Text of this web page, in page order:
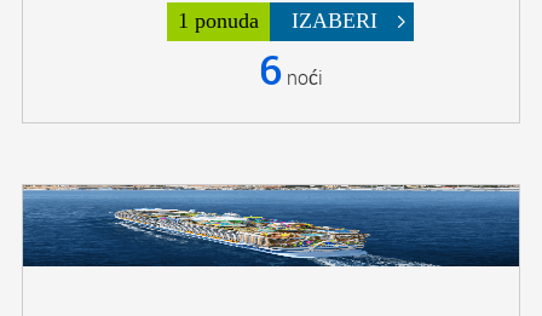
6noći
1 ponuda IZABERI